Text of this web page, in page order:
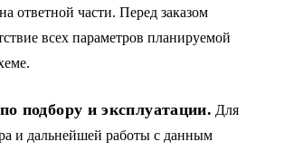
ответной части. Перед заказом
всех параметров планируемой
подбору и эксплуатации. Для
и дальнейшей работы с данным